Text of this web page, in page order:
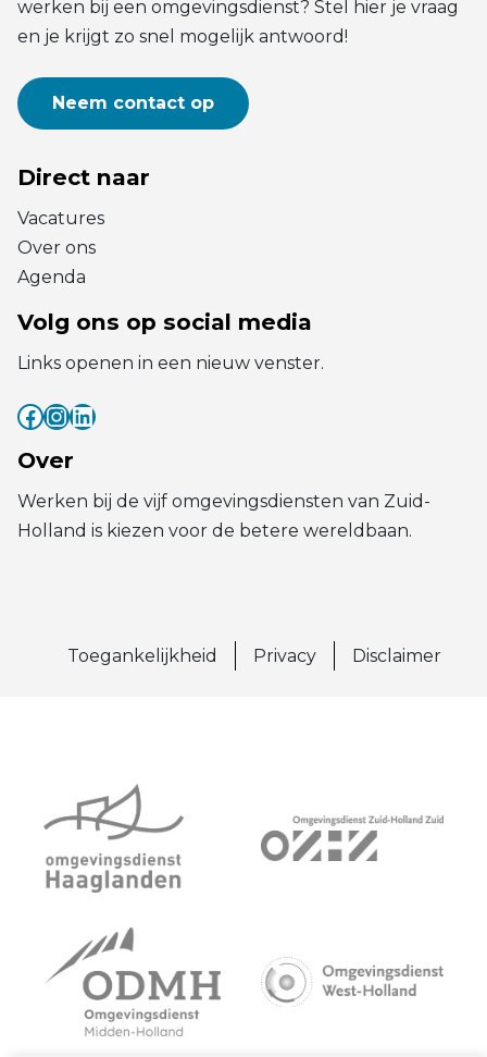
werken bij een omgevingsdienst? Stel hier je vraag
en je krijgt zo snel mogelijk antwoord!
Neem contact op
Direct naar
Vacatures
Over ons
Agenda
Volg ons op social media
Links openen in een nieuw venster.
Facebook
(externe link)
Instagram
(externe link)
LinkedIn
(externe link)
Over
Werken bij de vijf omgevingsdiensten van Zuid-
Holland is kiezen voor de betere wereldbaan.
Toegankelijkheid Privacy Disclaimer